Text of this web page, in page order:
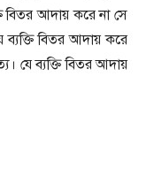
বিতর আদায় করে না সে
বিতর আদায় করে
যে ব্যক্তি বিতর আদায়